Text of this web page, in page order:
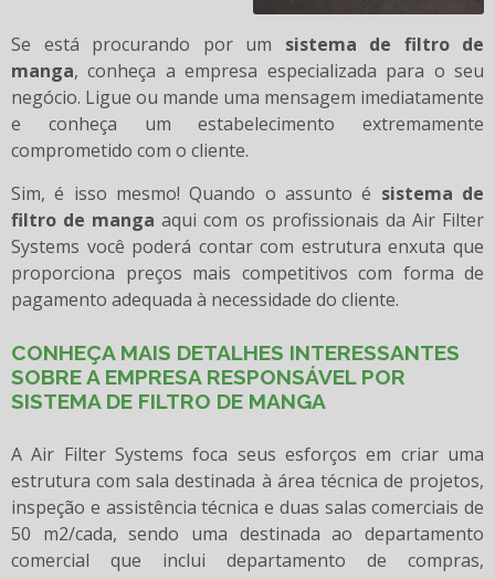
Se está procurando por um sistema de filtro de
manga, conheça a empresa especializada para o seu
negócio. Ligue ou mande uma mensagem imediatamente
e conheça um estabelecimento extremamente
comprometido com o cliente.
Sim, é isso mesmo! Quando o assunto é sistema de
filtro de manga aqui com os profissionais da Air Filter
Systems você poderá contar com estrutura enxuta que
proporciona preços mais competitivos com forma de
pagamento adequada à necessidade do cliente.
CONHEÇA MAIS DETALHES INTERESSANTES
SOBRE A EMPRESA RESPONSÁVEL POR
SISTEMA DE FILTRO DE MANGA
A Air Filter Systems foca seus esforços em criar uma
estrutura com sala destinada à área técnica de projetos,
inspeção e assistência técnica e duas salas comerciais de
50 m2/cada, sendo uma destinada ao departamento
comercial que inclui departamento de compras,